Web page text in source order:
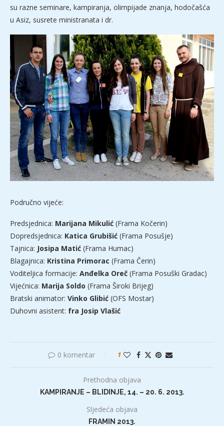
su razne seminare, kampiranja, olimpijade znanja, hodočašća
u Asiz, susrete ministranata i dr.
Područno vijeće:
Predsjednica: Marijana Mikulić (Frama Kočerin)
Dopredsjednica: Katica Grubišić (Frama Posušje)
Tajnica: Josipa Matić (Frama Humac)
Blagajnica: Kristina Primorac (Frama Čerin)
Voditeljica formacije: Anđelka Oreč (Frama Posuški Gradac)
Vijećnica: Marija Soldo (Frama Široki Brijeg)
Bratski animator: Vinko Glibić (OFS Mostar)
Duhovni asistent: fra Josip Vlašić
0 komentar 1
Prethodna objava
KAMPIRANJE – BLIDINJE, 14. – 20. 6. 2013.
Sljedeća objava
FRAMIN 2013.